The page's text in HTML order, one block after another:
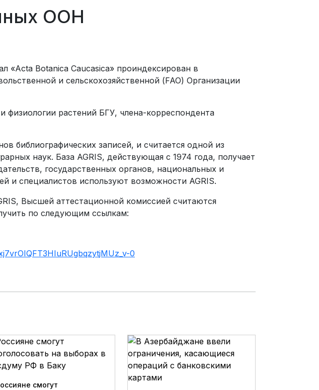
ООН
«Acta Botanica Caucasica» проиндексирован в
и сельскохозяйственной (FAO) Организации
растений БГУ, члена-корреспондента
библиографических записей, и считается одной из
наук. База AGRIS, действующая с 1974 года, получает
государственных органов, национальных и
и специалистов используют возможности AGRIS.
Высшей аттестационной комиссией считаются
по следующим ссылкам:
jMUz_v-0
смогут